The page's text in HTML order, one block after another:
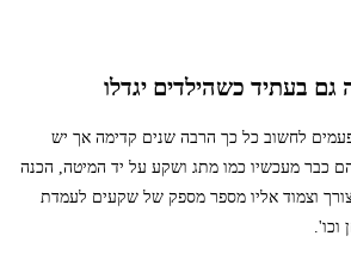
בעתיד כשהילדים יגדלו
לחשוב כל כך הרבה שנים קדימה אך יש
כבר מעכשיו כמו מתג ושקע על יד המיטה, הכנה
וצמוד אליו מספר מספק של שקעים לעמדת
וכו'.